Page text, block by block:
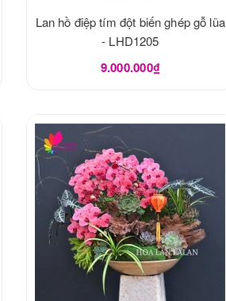
Lan hồ điệp tím đột biến ghép gỗ lũa
- LHD1205
9.000.000₫